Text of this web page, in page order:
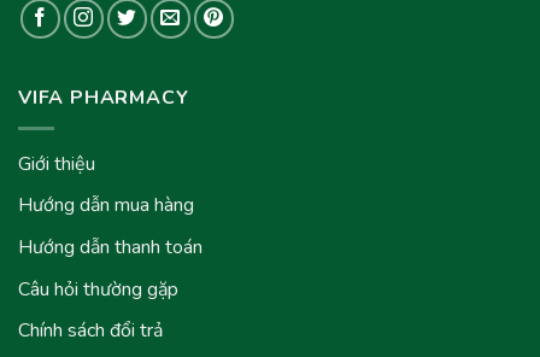
VIFA PHARMACY
Giới thiệu
Hướng dẫn mua hàng
Hướng dẫn thanh toán
Câu hỏi thường gặp
Chính sách đổi trả